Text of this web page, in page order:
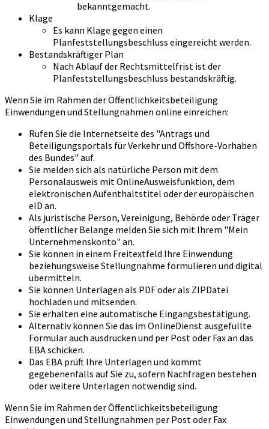
bekanntgemacht.
Klage
Es kann Klage gegen einen
Planfeststellungsbeschluss eingereicht werden.
Bestandskräftiger Plan
Nach Ablauf der Rechtsmittelfrist ist der
Planfeststellungsbeschluss bestandskräftig.
Wenn Sie im Rahmen der Öffentlichkeitsbeteiligung
Einwendungen und Stellungnahmen online einreichen:
Rufen Sie die Internetseite des "Antrags und
Beteiligungsportals für Verkehr und Offshore-Vorhaben
des Bundes" auf.
Sie melden sich als natürliche Person mit dem
Personalausweis mit OnlineAusweisfunktion, dem
elektronischen Aufenthaltstitel oder der europäischen
eID an.
Als juristische Person, Vereinigung, Behörde oder Träger
öffentlicher Belange melden Sie sich mit Ihrem "Mein
Unternehmenskonto" an.
Sie können in einem Freitextfeld Ihre Einwendung
beziehungsweise Stellungnahme formulieren und digital
übermitteln.
Sie können Unterlagen als PDF oder als ZIPDatei
hochladen und mitsenden.
Sie erhalten eine automatische Eingangsbestätigung.
Alternativ können Sie das im OnlineDienst ausgefüllte
Formular auch ausdrucken und per Post oder Fax an das
EBA schicken.
Das EBA prüft Ihre Unterlagen und kommt
gegebenenfalls auf Sie zu, sofern Nachfragen bestehen
oder weitere Unterlagen notwendig sind.
Wenn Sie im Rahmen der Öffentlichkeitsbeteiligung
Einwendungen und Stellungnahmen per Post oder Fax